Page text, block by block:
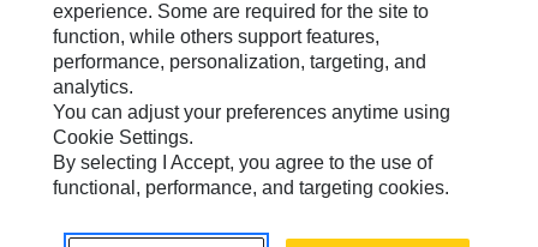
Plan Du Site
Cookie Settings
Mentions Légales
Confidentialité
experience. Some are required for the site to
function, while others support features,
performance, personalization, targeting, and
analytics.
You can adjust your preferences anytime using
Cookie Settings.
By selecting I Accept, you agree to the use of
functional, performance, and targeting cookies.